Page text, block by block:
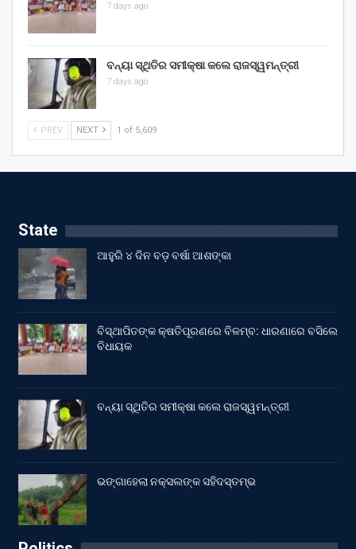
7 days ago
ବନ୍ୟା ସ୍ଥିତିର ସମୀକ୍ଷା କଲେ ରାଜସ୍ୱମନ୍ତ୍ରୀ
7 days ago
PREV NEXT 1 of 5,609
State
ଆହୁରି ୪ ଦିନ ବଡ଼ ବର୍ଷା ଆଶଙ୍କା
ବିସ୍ଥାପିତଙ୍କ କ୍ଷତିପୂରଣରେ ବିଳମ୍ବ: ଧାରଣାରେ ବସିଲେ
ବିଧାୟକ
ବନ୍ୟା ସ୍ଥିତିର ସମୀକ୍ଷା କଲେ ରାଜସ୍ୱମନ୍ତ୍ରୀ
ଭଙ୍ଗାହେଲା ନକ୍ସଲଙ୍କ ସହିଦସ୍ତମ୍ଭ